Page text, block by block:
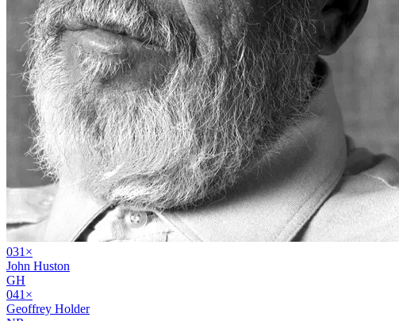
031 ×
John Huston
GH
041 ×
Geoffrey Holder